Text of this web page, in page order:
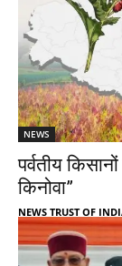
NEWS
पर्वतीय
किनोवा”
NEWS TRUST OF